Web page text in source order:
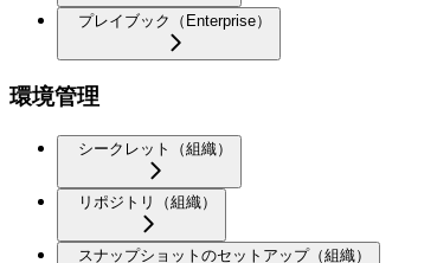
プレイブック（Enterprise）
環境管理
シークレット（組織）
リポジトリ（組織）
スナップショットのセットアップ（組織）